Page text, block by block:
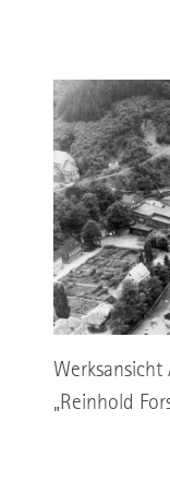
„Reinhold